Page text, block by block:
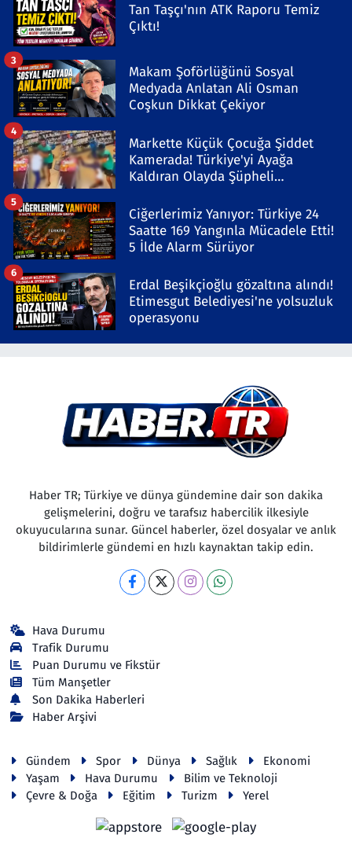
Tan Taşçı'nın ATK Raporu Temiz
Çıktı!
Makam Şoförlüğünü Sosyal
Medyada Anlatan Ali Osman
Coşkun Dikkat Çekiyor
3
Markette Küçük Çocuğa Şiddet
Kamerada! Türkiye'yi Ayağa
Kaldıran Olayda Şüpheli
4
Ciğerlerimiz Yanıyor: Türkiye 24
Saatte 169 Yangınla Mücadele Etti!
5 İlde Alarm Sürüyor
5
Erdal Beşikçioğlu gözaltına alındı!
Etimesgut Belediyesi'ne yolsuzluk
operasyonu
6
Haber TR; Türkiye ve dünya gündemine dair son dakika
gelişmelerini, doğru ve tarafsız habercilik ilkesiyle
okuyucularına sunar. Güncel haberler, özel dosyalar ve anlık
bildirimlerle gündemi en hızlı kaynaktan takip edin.
Hava Durumu
Trafik Durumu
Puan Durumu ve Fikstür
Tüm Manşetler
Son Dakika Haberleri
Haber Arşivi
Gündem Spor Dünya Sağlık
Ekonomi
Yaşam
Hava Durumu
Bilim ve Teknoloji
Çevre & Doğa
Eğitim Turizm Yerel